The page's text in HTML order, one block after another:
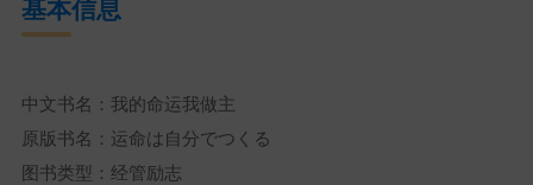
基本信息
中文书名：我的命运我做主
原版书名：运命は自分でつくる
图书类型：经管励志